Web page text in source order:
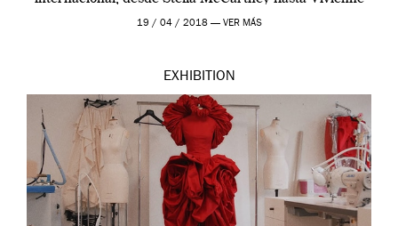
Westwood pasando […]
19 / 04 / 2018 — VER MÁS
EXHIBITION